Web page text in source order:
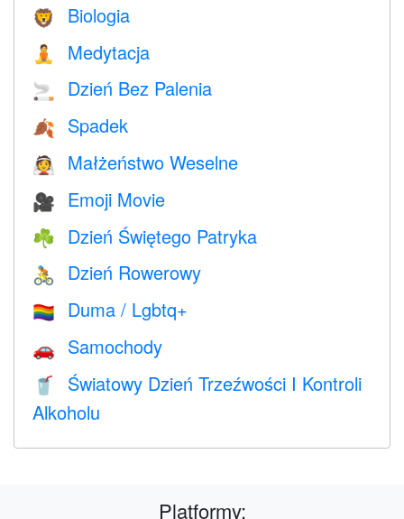
🦁 Biologia
🧘 Medytacja
🚬 Dzień Bez Palenia
🍂 Spadek
👰 Małżeństwo Weselne
🎥 Emoji Movie
☘️ Dzień Świętego Patryka
🚴 Dzień Rowerowy
🏳️‍🌈 Duma / Lgbtq+
🚗 Samochody
🥤
Światowy Dzień Trzeźwości I Kontroli
Alkoholu
Platformy: